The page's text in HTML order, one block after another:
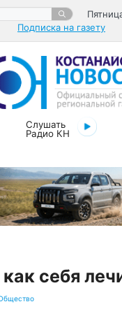
Подписка на газету
Слушать
Радио КН
себя